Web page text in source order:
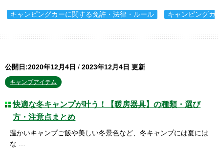
キャンピングカーに関する免許・法律・ルール キャンピングカ
公開日:2020年12月4日 / 2023年12月4日 更新
キャンプアイテム
快適な冬キャンプが叶う！【暖房器具】の種類・選び
方・注意点まとめ
温かいキャンプご飯や美しい冬景色など、冬キャンプには夏には
な …